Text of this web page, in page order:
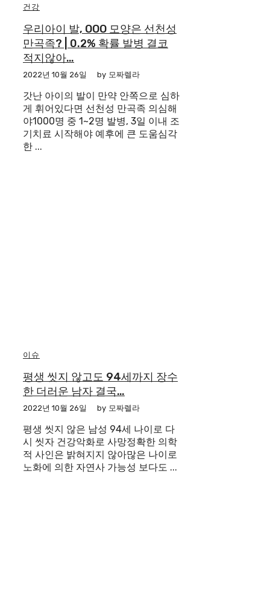
건강
우리아이 발, OOO 모양은 선천성
만곡족? | 0.2% 확률 발병 결코
적지않아…
2022년 10월 26일 by 모짜렐라
갓난 아이의 발이 만약 안쪽으로 심하
게 휘어있다면 선천성 만곡족 의심해
야1000명 중 1~2명 발병, 3일 이내 조
기치료 시작해야 예후에 큰 도움심각
한 ...
이슈
평생 씻지 않고도 94세까지 장수
한 더러운 남자 결국…
2022년 10월 26일 by 모짜렐라
평생 씻지 않은 남성 94세 나이로 다
시 씻자 건강악화로 사망정확한 의학
적 사인은 밝혀지지 않아많은 나이로
노화에 의한 자연사 가능성 보다도 ...